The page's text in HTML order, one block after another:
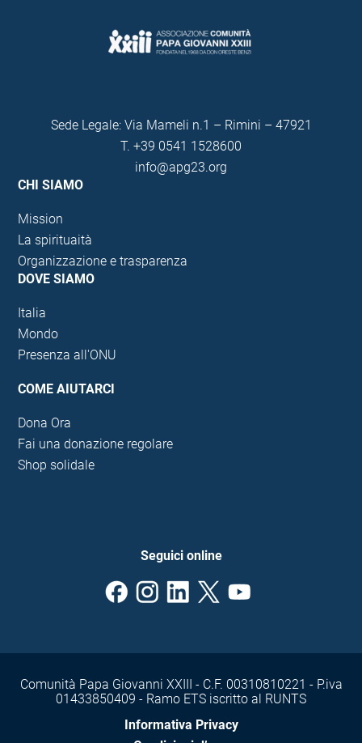
Sede Legale: Via Mameli n.1 – Rimini – 47921
T. +39 0541 1528600
info@apg23.org
CHI SIAMO
Mission
La spirituaità
Organizzazione e trasparenza
DOVE SIAMO
Italia
Mondo
Presenza all'ONU
COME AIUTARCI
Dona Ora
Fai una donazione regolare
Shop solidale
Seguici online
Comunità Papa Giovanni XXIII - C.F. 00310810221 - P.iva
01433850409 - Ramo ETS iscritto al RUNTS
Informativa Privacy